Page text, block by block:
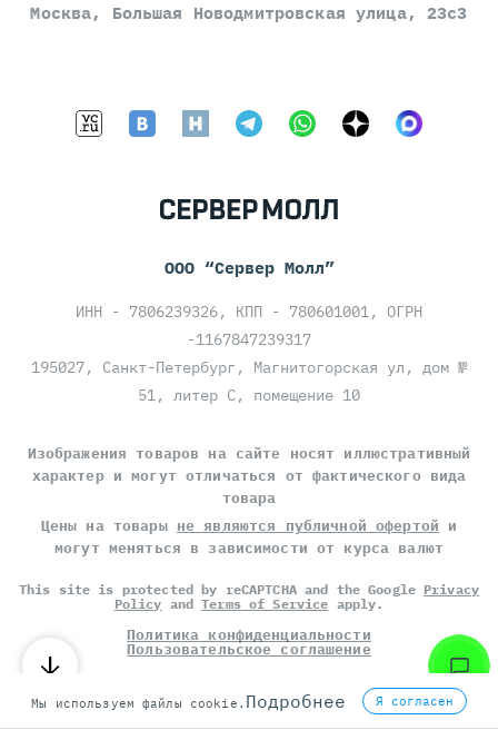
Москва, Большая Новодмитровская улица, 23с3
ООО “Сервер Молл”
ИНН - 7806239326, КПП - 780601001, ОГРН
-1167847239317
195027, Санкт-Петербург, Магнитогорская ул, дом №
51, литер С, помещение 10
Изображения товаров на сайте носят иллюстративный
характер и могут отличаться от фактического вида
товара
Цены на товары не являются публичной офертой и
могут меняться в зависимости от курса валют
This site is protected by reCAPTCHA and the Google Privacy
Policy andTerms of Service apply.
Политика конфиденциальности
Пользовательское соглашение
©СЕРВЕР МОЛЛ, 2014-2026
Мы используем файлы cookie. Подробнее Я согласен